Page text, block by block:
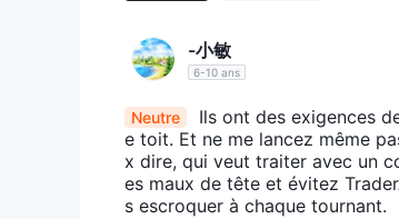
-小敏
6-10 ans
Neutre
Ils ont des exigences
e toit. Et ne me lancez même
x dire, qui veut traiter avec un
es maux de tête et évitez
s escroquer à chaque tournant.